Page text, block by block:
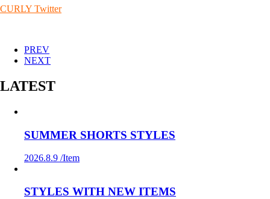
CURLY Twitter
PREV
NEXT
LATEST
SUMMER SHORTS STYLES
2026.8.9 /Item
STYLES WITH NEW ITEMS